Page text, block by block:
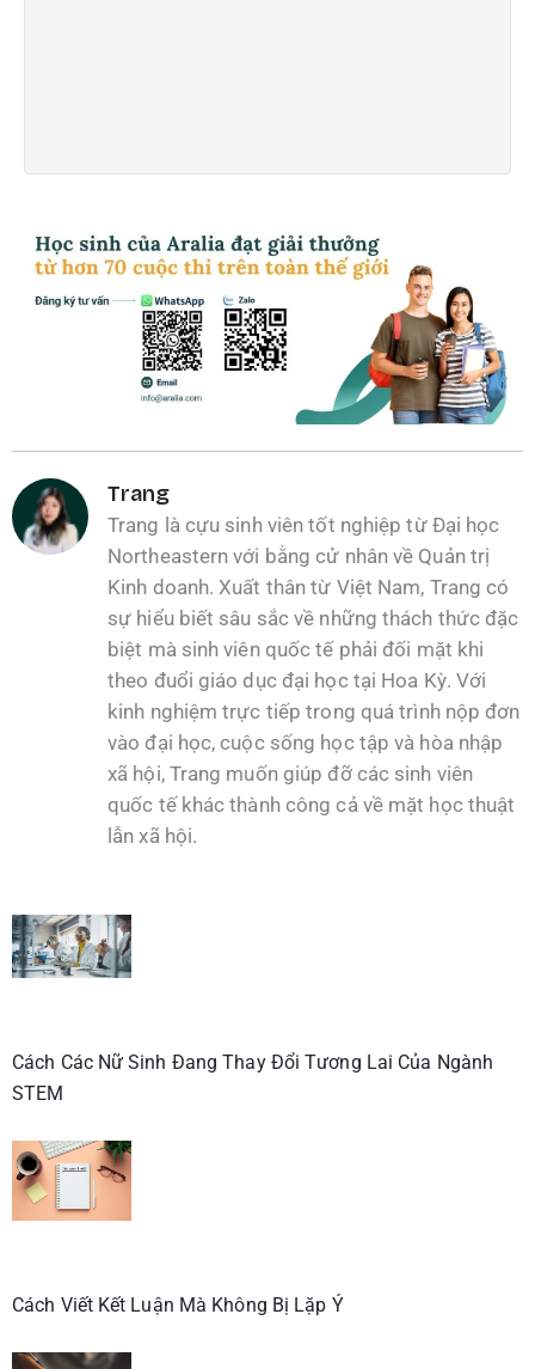
Trang
Trang là cựu sinh viên tốt nghiệp từ Đại học
Northeastern với bằng cử nhân về Quản trị
Kinh doanh. Xuất thân từ Việt Nam, Trang có
sự hiểu biết sâu sắc về những thách thức đặc
biệt mà sinh viên quốc tế phải đối mặt khi
theo đuổi giáo dục đại học tại Hoa Kỳ. Với
kinh nghiệm trực tiếp trong quá trình nộp đơn
vào đại học, cuộc sống học tập và hòa nhập
xã hội, Trang muốn giúp đỡ các sinh viên
quốc tế khác thành công cả về mặt học thuật
lẫn xã hội.
Cách Các Nữ Sinh Đang Thay Đổi Tương Lai Của Ngành
STEM
Cách Viết Kết Luận Mà Không Bị Lặp Ý